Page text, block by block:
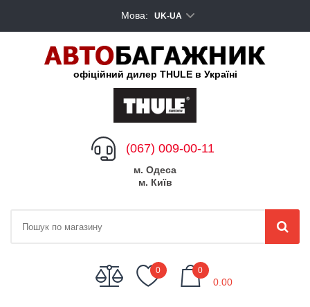
Мова: UK-UA
офіційний дилер THULE в Україні
(067) 009-00-11
м. Одеса
м. Київ
0 0
0.00